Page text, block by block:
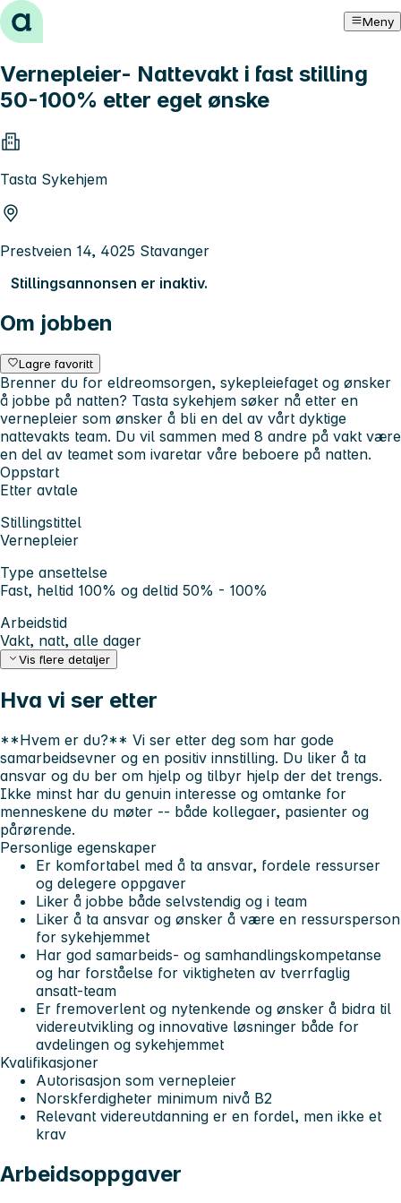
Hopp til innhold Meny
Vernepleier- Nattevakt i fast stilling
50-100% etter eget ønske
Tasta Sykehjem
Prestveien 14, 4025 Stavanger
Stillingsannonsen er inaktiv.
Om jobben
Lagre favoritt
Brenner du for eldreomsorgen, sykepleiefaget og ønsker
å jobbe på natten? Tasta sykehjem søker nå etter en
vernepleier som ønsker å bli en del av vårt dyktige
nattevakts team. Du vil sammen med 8 andre på vakt være
en del av teamet som ivaretar våre beboere på natten.
Oppstart
Etter avtale
Stillingstittel
Vernepleier
Type ansettelse
Fast, heltid 100% og deltid 50% - 100%
Arbeidstid
Vakt, natt, alle dager
Vis flere detaljer
Hva vi ser etter
**Hvem er du?** Vi ser etter deg som har gode
samarbeidsevner og en positiv innstilling. Du liker å ta
ansvar og du ber om hjelp og tilbyr hjelp der det trengs.
Ikke minst har du genuin interesse og omtanke for
menneskene du møter -- både kollegaer, pasienter og
pårørende.
Personlige egenskaper
Er komfortabel med å ta ansvar, fordele ressurser
og delegere oppgaver
Liker å jobbe både selvstendig og i team
Liker å ta ansvar og ønsker å være en ressursperson
for sykehjemmet
Har god samarbeids- og samhandlingskompetanse
og har forståelse for viktigheten av tverrfaglig
ansatt-team
Er fremoverlent og nytenkende og ønsker å bidra til
videreutvikling og innovative løsninger både for
avdelingen og sykehjemmet
Kvalifikasjoner
Autorisasjon som vernepleier
Norskferdigheter minimum nivå B2
Relevant videreutdanning er en fordel, men ikke et
krav
Arbeidsoppgaver